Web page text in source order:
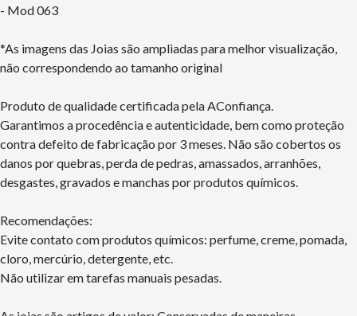
- Mod 063
*As imagens das Joias são ampliadas para melhor visualização,
não correspondendo ao tamanho original
Produto de qualidade certificada pela AConfiança.
Garantimos a procedência e autenticidade, bem como proteção
contra defeito de fabricação por 3 meses. Não são cobertos os
danos por quebras, perda de pedras, amassados, arranhões,
desgastes, gravados e manchas por produtos químicos.
Recomendações:
Evite contato com produtos químicos: perfume, creme, pomada,
cloro, mercúrio, detergente, etc.
Não utilizar em tarefas manuais pesadas.